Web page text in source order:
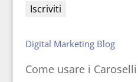
Digital Marketing Blog
Come usare i